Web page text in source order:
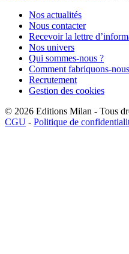
Nos actualités
Nous contacter
Recevoir la lettre
Nos univers
Qui sommes-nous ?
Comment fabriquons-
Recrutement
Gestion des cookies
© 2026 Editions Milan - Tous
CGU - Politique de